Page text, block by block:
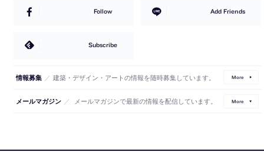
Follow Add Friends
Subscribe
情報募集 ／ 建築・デザイン・アートの情報を随時募集しています。 More
メールマガジン ／ メールマガジンで最新の情報を配信しています。 More